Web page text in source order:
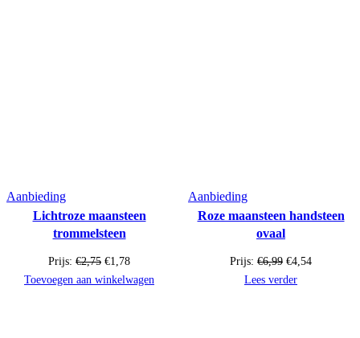
AanbiedingProduct
in
de
uitverkoop
Lichtroze maansteen
trommelsteen
Prijs: €2,75 Oorspronkelijke
prijs
€1,78Huidige
prijs
Toevoegen aan winkelwagen
AanbiedingProduct
in
de
uitverkoop
Roze maansteen handsteen
ovaal
Prijs: €6,99 Oorspronkelijke
prijs
€4,54Huidige
Lees verder